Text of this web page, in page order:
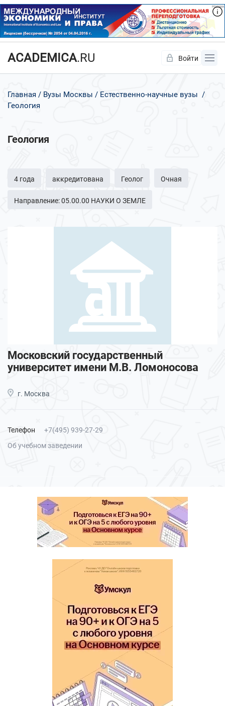
ACADEMICA.RU Войти
Главная Вузы Москвы
Естественно-научные вузы
Геология
Геология
4 года аккредитована Геолог Очная
Направление: 05.00.00 НАУКИ О ЗЕМЛЕ
Московский государственный
университет имени М.В. Ломоносова
г. Москва
Телефон
+7(495) 939-27-29
Об учебном заведении
Да Нет